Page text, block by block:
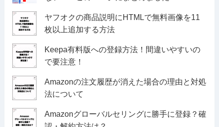
ヤフオクの商品説明にHTMLで無料画像を11
枚以上追加する方法
Keepa有料版への登録方法！間違いやすいの
で要注意！
Amazonの注文履歴が消えた場合の理由と対処
法について
Amazonグローバルセリングに勝手に登録？確